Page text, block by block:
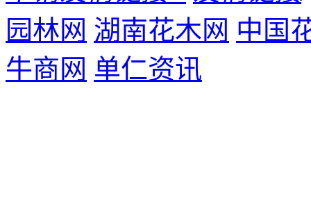
园林网 湖南花木网 中国
牛商网 单仁资讯